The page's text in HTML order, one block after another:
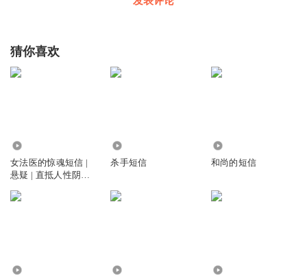
猜你喜欢
女法医的惊魂短信 |
悬疑 | 直抵人性阴暗
杀手短信 和尚的短信